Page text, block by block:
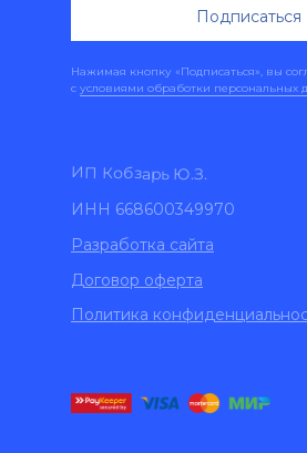
ИП Кобзарь Ю.З.
ИНН 668600349970
Разработка сайта
Договор оферта
Политика
Нажимая кнопку «Подписаться», вы
с условиями обработки персональных
Подписаться